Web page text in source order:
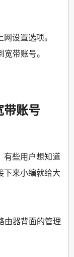
设置选项。
带账号。
带账号
有些用户想知道
下来小编就给大
由器背面的管理